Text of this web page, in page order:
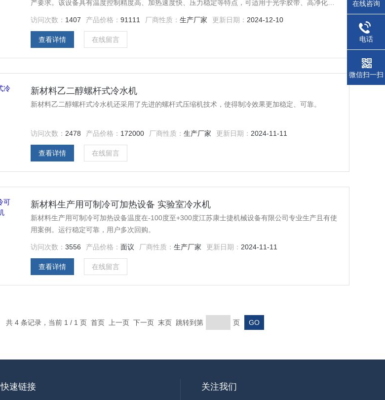
产要求。该设备具有温度控制精度高、加热速度快、压力稳定等特点，可适用于光学胶带、高净化胶
艺.
访问次数： 1407 产品价格：91111 厂商性质：生产厂家 更新日期： 2024-12-10
查看详情 在线留言
新材料乙二醇螺杆式冷水机
新材料乙二醇螺杆式冷水机还采用了先进的螺杆式压缩机技术，使得制冷效果更加稳定、可靠。
访问次数： 2478 产品价格： 172000 厂商性质：生产厂家 更新日期： 2024-11-11
查看详情 在线留言
新材料生产用可制冷可加热设备 实验室冷水机
新材料生产用可制冷可加热设备温度在-100度至+300度江苏康士捷机械设备有限公司专业生产且有使
用案例。运行稳定可靠，用户多次回购。
访问次数：3556 产品价格：面议 厂商性质：生产厂家 更新日期： 2024-11-11
查看详情 在线留言
共 4 条记录，当前 1 / 1 页 首页 上一页 下一页 末页 跳转到第 页
快速链接 关注我们
在线咨询
电话
微信扫一扫